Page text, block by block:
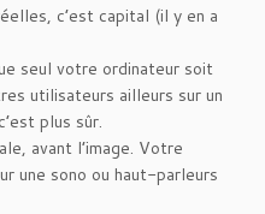
c’est capital (il y en a
seul votre ordinateur soit
utilisateurs ailleurs sur un
plus sûr.
avant l’image. Votre
une sono ou haut-parleurs